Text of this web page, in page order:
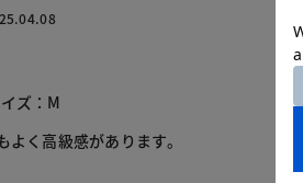
ズ：M
く高級感があります。